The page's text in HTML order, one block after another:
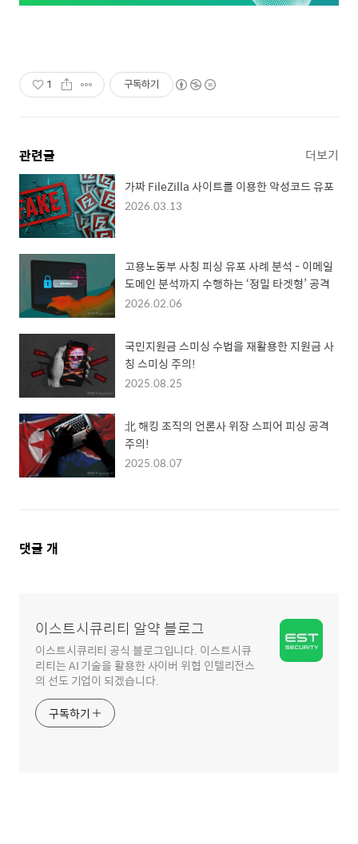
1 구독하기
관련글 더보기
가짜 FileZilla 사이트를 이용한 악성코드 유포
2026.03.13
고용노동부 사칭 피싱 유포 사례 분석 - 이메일
도메인 분석까지 수행하는 ‘정밀 타겟형’ 공격
2026.02.06
국민지원금 스미싱 수법을 재활용한 지원금 사
칭 스미싱 주의!
2025.08.25
北 해킹 조직의 언론사 위장 스피어 피싱 공격
주의!
2025.08.07
댓
댓글 개
이스트시큐리티 알약 블로그
이스트시큐리티 공식 블로그입니다. 이스트시큐
리티는 AI 기술을 활용한 사이버 위협 인텔리전스
의 선도 기업이 되겠습니다.
구독하기